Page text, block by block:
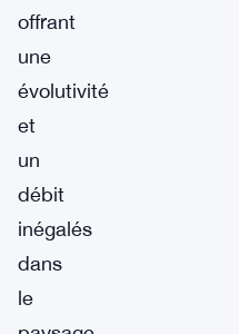
offrant
une
évolutivité
et
un
débit
inégalés
dans
le